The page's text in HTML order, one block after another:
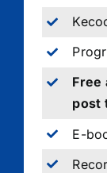
Free
post
E-